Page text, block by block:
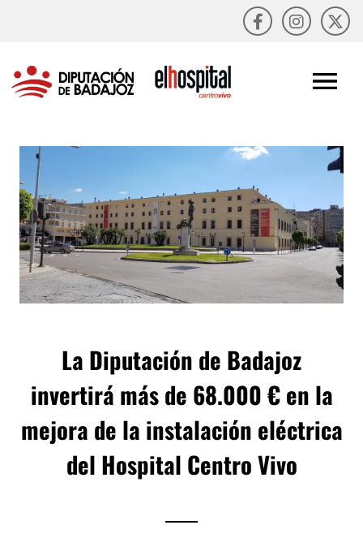
La Diputación de Badajoz
invertirá más de 68.000 € en la
mejora de la instalación eléctrica
del Hospital Centro Vivo